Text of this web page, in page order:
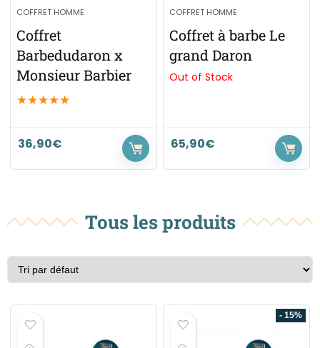
COFFRET HOMME
Coffret
Barbedudaron x
Monsieur Barbier
★★★★★
36,90€
COFFRET HOMME
Coffret à barbe Le
grand Daron
Out of Stock
65,90€
Tous les produits
- 15%